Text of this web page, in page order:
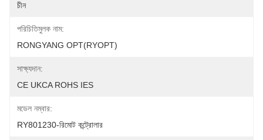
চীন
পরিচিতিমুলক নাম:
RONGYANG OPT(RYOPT)
সাক্ষ্যদান:
CE UKCA ROHS IES
মডেল নম্বার:
RY801230-রিমোট কন্ট্রোলার